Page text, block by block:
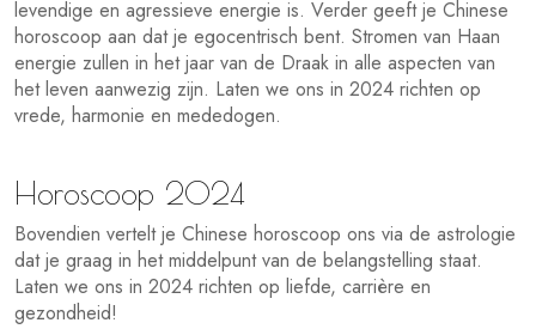
levendige en agressieve energie is. Verder geeft je Chinese
horoscoop aan dat je egocentrisch bent. Stromen van Haan
energie zullen in het jaar van de Draak in alle aspecten van
het leven aanwezig zijn. Laten we ons in 2024 richten op
vrede, harmonie en mededogen.
Horoscoop 2024
Bovendien vertelt je Chinese horoscoop ons via de astrologie
dat je graag in het middelpunt van de belangstelling staat.
Laten we ons in 2024 richten op liefde, carrière en
gezondheid!